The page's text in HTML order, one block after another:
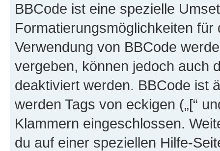
BBCode ist eine spezielle
Formatierungsmöglichkeiten
Verwendung von BBCode
vergeben, können jedoch auch
deaktiviert werden. BBCode ist
werden Tags von eckigen („[“
Klammern eingeschlossen.
du auf einer speziellen Hilfe-